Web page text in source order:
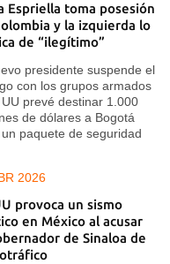
Espriella toma posesión
y la izquierda lo
de “ilegítimo”
presidente suspende el
con los grupos armados
prevé destinar 1.000
de dólares a Bogotá
paquete de seguridad
2026
provoca un sismo
en México al acusar
de Sinaloa de